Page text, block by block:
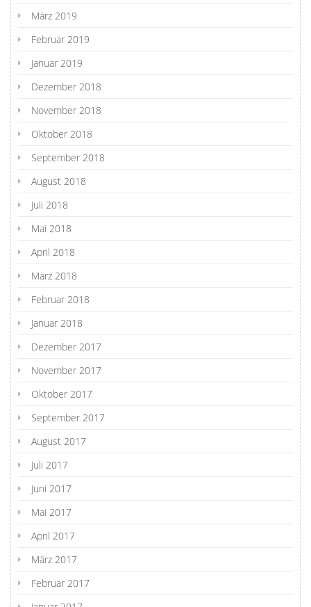
März 2019
Februar 2019
Januar 2019
Dezember 2018
November 2018
Oktober 2018
September 2018
August 2018
Juli 2018
Mai 2018
April 2018
März 2018
Februar 2018
Januar 2018
Dezember 2017
November 2017
Oktober 2017
September 2017
August 2017
Juli 2017
Juni 2017
Mai 2017
April 2017
März 2017
Februar 2017